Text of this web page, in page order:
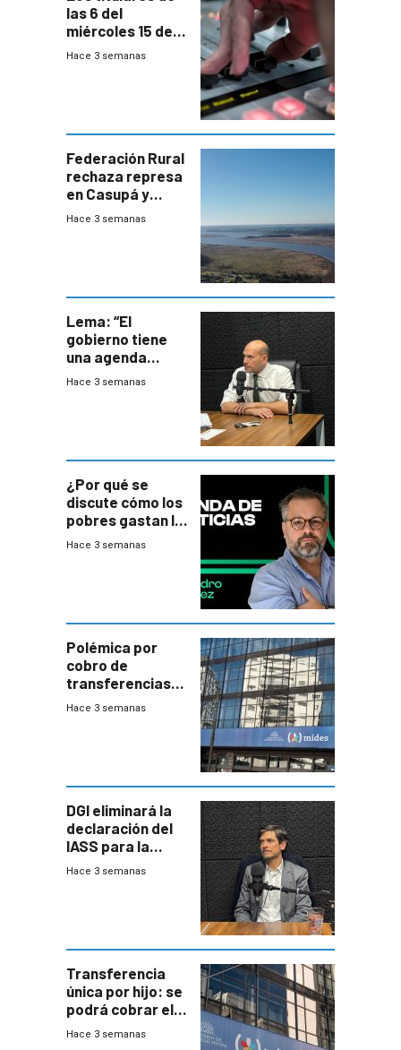
las 6 del
miércoles 15 de
julio de 2026
Hace 3 semanas
Federación Rural
rechaza represa
en Casupá y
firma demanda
Hace 3 semanas
Lema: “El
gobierno tiene
una agenda
destructiva”
Hace 3 semanas
¿Por qué se
discute cómo los
pobres gastan la
plata?
Hace 3 semanas
Polémica por
cobro de
transferencias
del Mides en
Hace 3 semanas
DGI eliminará la
declaración del
IASS para la
mayoría de los
Hace 3 semanas
Transferencia
única por hijo: se
podrá cobrar el
100% en efectivo
Hace 3 semanas